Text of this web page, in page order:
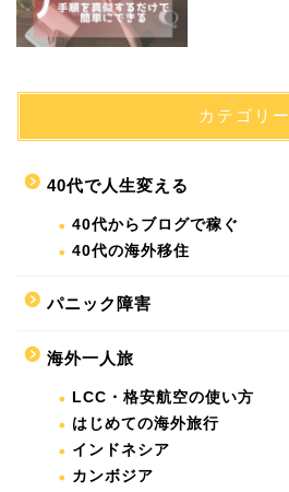
カテゴリー
40代で人生変える
40代からブログで稼ぐ
40代の海外移住
パニック障害
海外一人旅
LCC・格安航空の使い方
はじめての海外旅行
インドネシア
カンボジア